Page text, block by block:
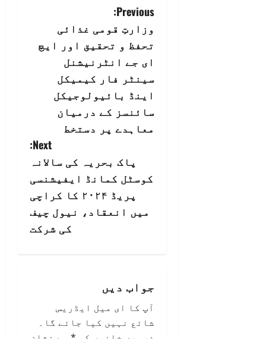
P
o
s
t
n
a
i
g
i
o
Previous:
وزارتِ قومی غذائی
تحفظ و تحقیق اور ایچ
ای جے انٹرنیشنل
سینٹر فار کیمیکل
اینڈ بائیولوجیکل
سائنسز کے درمیان
معاہدے پر دستخط
Next:
پاک بحریہ کی سالانہ
کوسٹل کمانڈ ایفیشنسی
پریڈ ۲۰۲۴ کا کراچی
میں انعقاد، نیول چیف
کی شرکت
جواب دیں
آپ کا ای میل ایڈریس
شائع نہیں کیا جائے گا۔